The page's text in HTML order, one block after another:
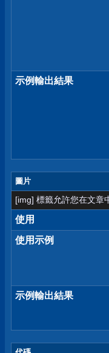
示例輸出結果
圖片
[img] 標籤允許您在文章
使用
使用示例
示例輸出結果